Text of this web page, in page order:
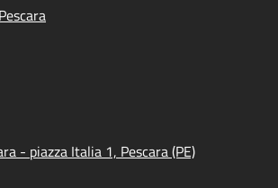
- piazza Italia 1, Pescara (PE)